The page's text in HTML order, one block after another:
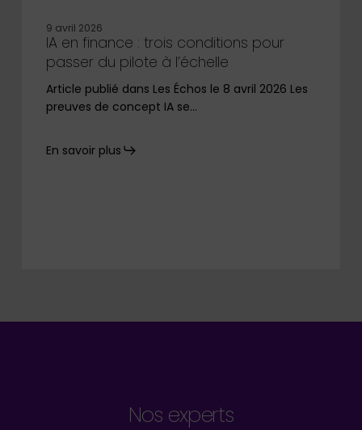
9 avril 2026
IA en finance : trois conditions pour
passer du pilote à l’échelle
Article publié dans Les Échos le 8 avril 2026 Les
preuves de concept IA se…
En savoir plus
Nos experts